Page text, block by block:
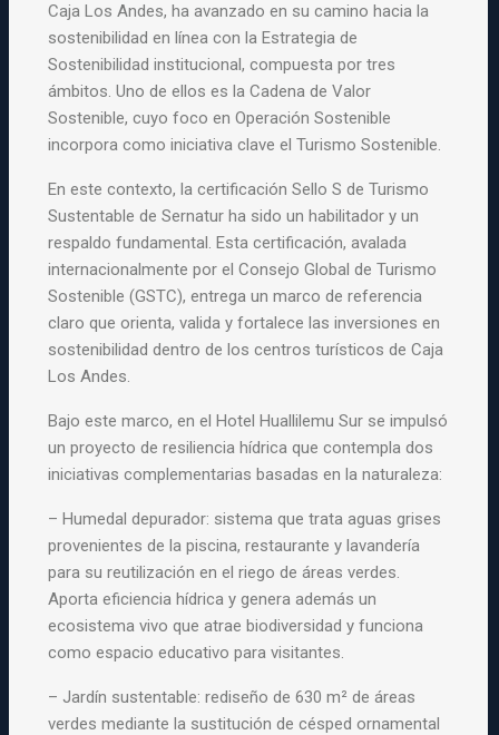
Caja Los Andes, ha avanzado en su camino hacia la
sostenibilidad en línea con la Estrategia de
Sostenibilidad institucional, compuesta por tres
ámbitos. Uno de ellos es la Cadena de Valor
Sostenible, cuyo foco en Operación Sostenible
incorpora como iniciativa clave el Turismo Sostenible.
En este contexto, la certificación Sello S de Turismo
Sustentable de Sernatur ha sido un habilitador y un
respaldo fundamental. Esta certificación, avalada
internacionalmente por el Consejo Global de Turismo
Sostenible (GSTC), entrega un marco de referencia
claro que orienta, valida y fortalece las inversiones en
sostenibilidad dentro de los centros turísticos de Caja
Los Andes.
Bajo este marco, en el Hotel Huallilemu Sur se impulsó
un proyecto de resiliencia hídrica que contempla dos
iniciativas complementarias basadas en la naturaleza:
– Humedal depurador: sistema que trata aguas grises
provenientes de la piscina, restaurante y lavandería
para su reutilización en el riego de áreas verdes.
Aporta eficiencia hídrica y genera además un
ecosistema vivo que atrae biodiversidad y funciona
como espacio educativo para visitantes.
– Jardín sustentable: rediseño de 630 m² de áreas
verdes mediante la sustitución de césped ornamental